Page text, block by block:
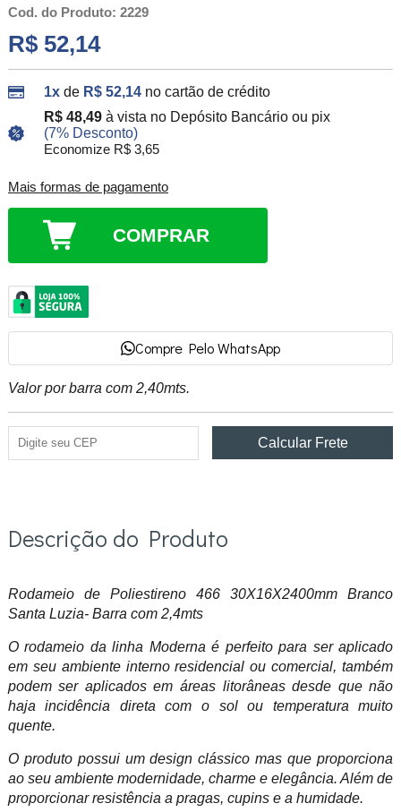
Cod. do Produto: 2229
R$ 52,14
1xde R$ 52,14 no cartão de crédito
R$ 48,49 à vista no Depósito Bancário ou pix
(7% Desconto)
Economize R$ 3,65
Mais formas de pagamento
COMPRAR
Compre Pelo WhatsApp
Valor por barra com 2,40mts.
Descrição do Produto
Rodameio de Poliestireno 466 30X16X2400mm Branco
Santa Luzia- Barra com 2,4mts
O rodameio da linha Moderna é perfeito para ser aplicado
em seu ambiente interno residencial ou comercial, também
podem ser aplicados em áreas litorâneas desde que não
haja incidência direta com o sol ou temperatura muito
quente.
O produto possui um design clássico mas que proporciona
ao seu ambiente modernidade, charme e elegância. Além de
proporcionar resistência a pragas, cupins e a humidade.